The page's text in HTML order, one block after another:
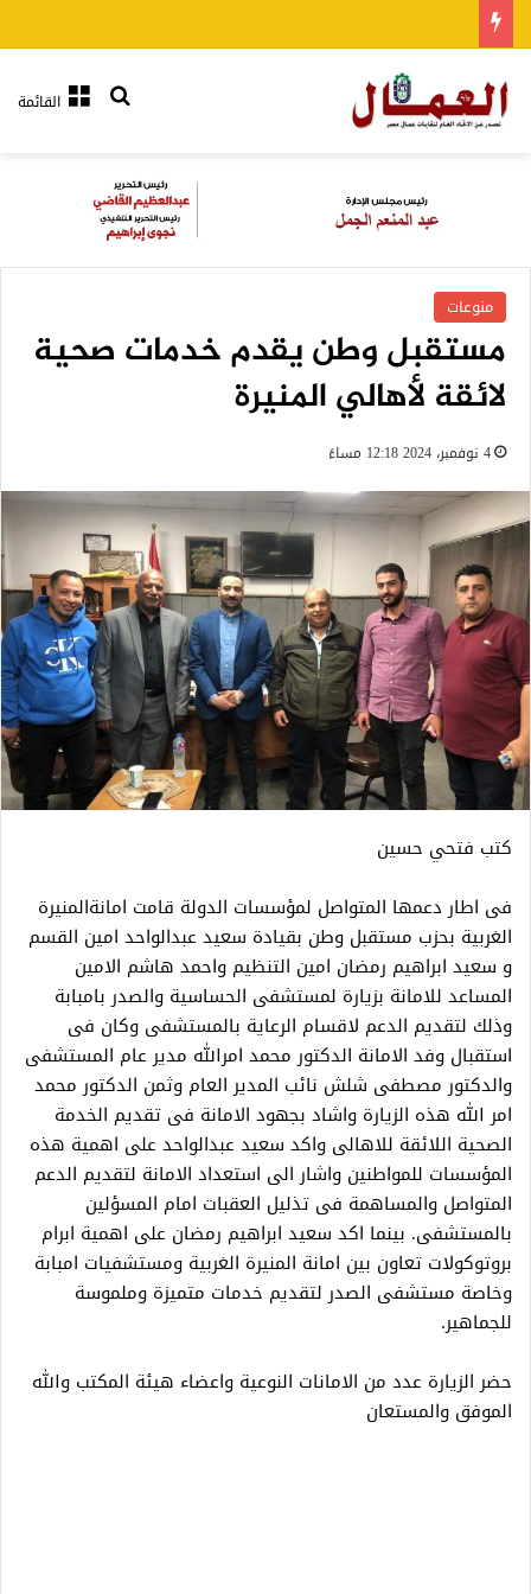
القائمةبحث عن
منوعات
مستقبل وطن يقدم خدمات صحية
لائقة لأهالي المنيرة
4 نوفمبر، 2024 12:18 مساءً
كتب فتحي حسين
فى اطار دعمها المتواصل لمؤسسات الدولة قامت امانةالمنيرة
الغربية بحزب مستقبل وطن بقيادة سعيد عبدالواحد امين القسم
و سعيد ابراهيم رمضان امين التنظيم واحمد هاشم الامين
المساعد للامانة بزيارة لمستشفى الحساسية والصدر بامبابة
وذلك لتقديم الدعم لاقسام الرعاية بالمستشفى وكان فى
استقبال وفد الامانة الدكتور محمد امرالله مدير عام المستشفى
والدكتور مصطفى شلش نائب المدير العام وثمن الدكتور محمد
امر الله هذه الزيارة واشاد بجهود الامانة فى تقديم الخدمة
الصحية اللائقة للاهالى واكد سعيد عبدالواحد على اهمية هذه
المؤسسات للمواطنين واشار الى استعداد الامانة لتقديم الدعم
المتواصل والمساهمة فى تذليل العقبات امام المسؤلين
بالمستشفى. بينما اكد سعيد ابراهيم رمضان على اهمية ابرام
بروتوكولات تعاون بين امانة المنيرة الغربية ومستشفيات امبابة
وخاصة مستشفى الصدر لتقديم خدمات متميزة وملموسة
للجماهير.
حضر الزيارة عدد من الامانات النوعية واعضاء هيئة المكتب والله
الموفق والمستعان